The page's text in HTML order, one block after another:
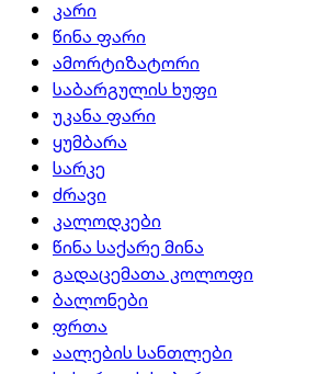
კარი
წინა ფარი
ამორტიზატორი
საბარგულის ხუფი
უკანა ფარი
ყუმბარა
სარკე
ძრავი
კალოდკები
წინა საქარე მინა
გადაცემათა კოლოფი
ბალონები
ფრთა
აალების სანთლები